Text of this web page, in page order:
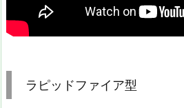
ラピッドファイア型